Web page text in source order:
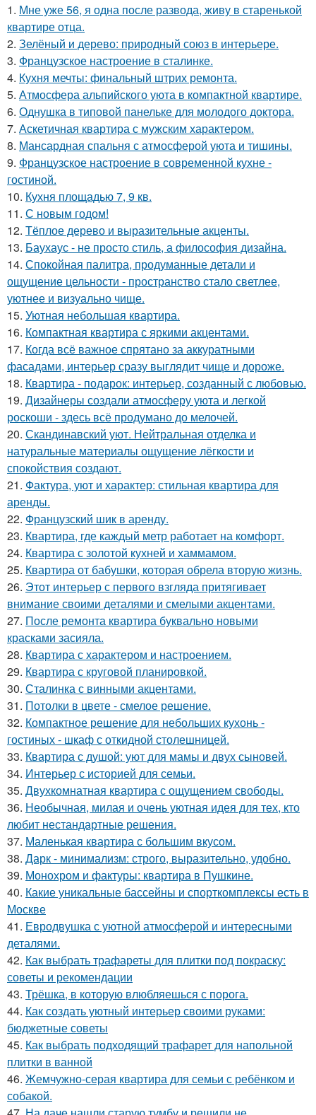
1. Мне уже 56, я одна после развода, живу в старенькой
квартире отца.
2. Зелёный и дерево: природный союз в интерьере.
3. Французское настроение в сталинке.
4. Кухня мечты: финальный штрих ремонта.
5. Атмосфера альпийского уюта в компактной квартире.
6. Однушка в типовой панельке для молодого доктора.
7. Аскетичная квартира с мужским характером.
8. Мансардная спальня с атмосферой уюта и тишины.
9. Французское настроение в современной кухне -
гостиной.
10. Кухня площадью 7, 9 кв.
11. С новым годом!
12. Тёплое дерево и выразительные акценты.
13. Баухаус - не просто стиль, а философия дизайна.
14. Спокойная палитра, продуманные детали и
ощущение цельности - пространство стало светлее,
уютнее и визуально чище.
15. Уютная небольшая квартира.
16. Компактная квартира с яркими акцентами.
17. Когда всё важное спрятано за аккуратными
фасадами, интерьер сразу выглядит чище и дороже.
18. Квартира - подарок: интерьер, созданный с любовью.
19. Дизайнеры создали атмосферу уюта и легкой
роскоши - здесь всё продумано до мелочей.
20. Скандинавский уют. Нейтральная отделка и
натуральные материалы ощущение лёгкости и
спокойствия создают.
21. Фактура, уют и характер: стильная квартира для
аренды.
22. Французский шик в аренду.
23. Квартира, где каждый метр работает на комфорт.
24. Квартира с золотой кухней и хаммамом.
25. Квартира от бабушки, которая обрела вторую жизнь.
26. Этот интерьер с первого взгляда притягивает
внимание своими деталями и смелыми акцентами.
27. После ремонта квартира буквально новыми
красками засияла.
28. Квартира с характером и настроением.
29. Квартира с круговой планировкой.
30. Сталинка с винными акцентами.
31. Потолки в цвете - смелое решение.
32. Компактное решение для небольших кухонь -
гостиных - шкаф с откидной столешницей.
33. Квартира с душой: уют для мамы и двух сыновей.
34. Интерьер с историей для семьи.
35. Двухкомнатная квартира с ощущением свободы.
36. Необычная, милая и очень уютная идея для тех, кто
любит нестандартные решения.
37. Маленькая квартира с большим вкусом.
38. Дарк - минимализм: строго, выразительно, удобно.
39. Монохром и фактуры: квартира в Пушкине.
40. Какие уникальные бассейны и спорткомплексы есть в
Москве
41. Евродвушка с уютной атмосферой и интересными
деталями.
42. Как выбрать трафареты для плитки под покраску:
советы и рекомендации
43. Трёшка, в которую влюбляешься с порога.
44. Как создать уютный интерьер своими руками:
бюджетные советы
45. Как выбрать подходящий трафарет для напольной
плитки в ванной
46. Жемчужно-серая квартира для семьи с ребёнком и
собакой.